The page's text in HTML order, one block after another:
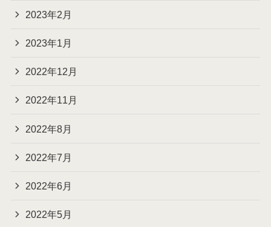
2023年2月
2023年1月
2022年12月
2022年11月
2022年8月
2022年7月
2022年6月
2022年5月